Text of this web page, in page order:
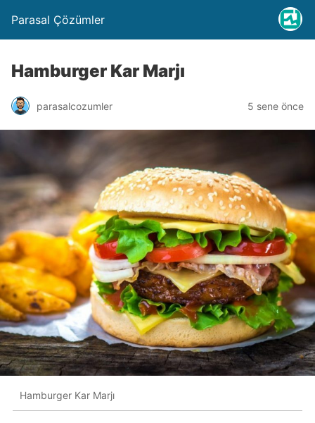
Parasal Çözümler
Hamburger Kar Marjı
parasalcozumler 5 sene önce
Hamburger Kar Marjı